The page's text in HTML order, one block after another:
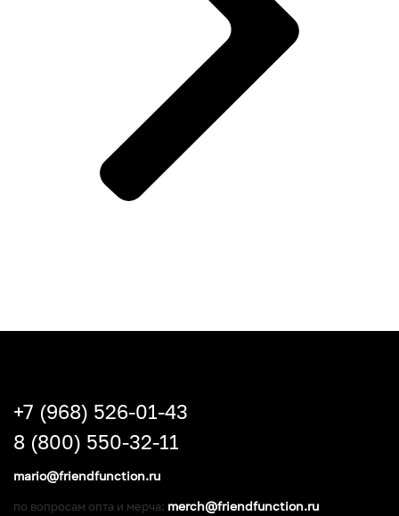
+7 (968) 526-01-43
8 (800) 550-32-11
mario@friendfunction.ru
по вопросам опта и мерча: merch@friendfunction.ru